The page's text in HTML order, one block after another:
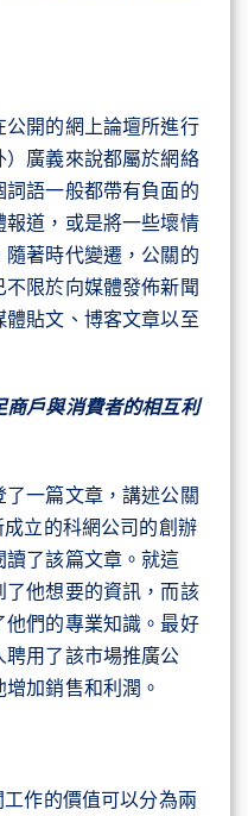
開的網上論壇所進行
廣義來說都屬於網絡
語一般都帶有負面的
道，或是將一些壞情
著時代變遷，公關的
限於向媒體發佈新聞
貼文、博客文章以至
戶與消費者的相互利
了一篇文章，講述公關
立的科網公司的創辦
了該篇文章。就這
他想要的資訊，而該
們的專業知識。最好
用了該市場推廣公
加銷售和利潤。
作的價值可以分為兩